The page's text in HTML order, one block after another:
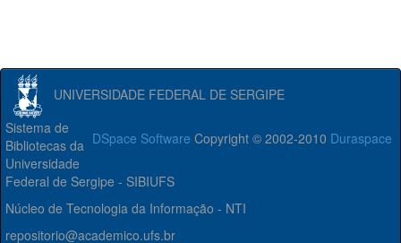
UNIVERSIDADE FEDERAL DE SERGIPE
DSpace Software Copyright © 2002-2010 Duraspace
Sistema de
Bibliotecas da
Universidade
Federal de Sergipe - SIBIUFS
Núcleo de Tecnologia da Informação - NTI
repositorio@academico.ufs.br